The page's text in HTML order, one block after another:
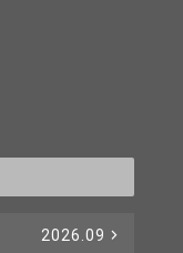
2026.09